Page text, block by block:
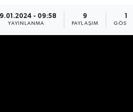
- 09:58
YAYINLANMA
9
PAYLAŞIM